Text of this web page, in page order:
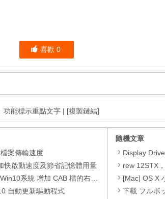
喜歡 0
功能標示重點文字 | [複製鏈結]
案傳輸速度
快啟動速度及節省記憶體用量
統 增加 CAB 檔的右鍵安裝的功能
自動更新驅動程式
隨機文章
Display Driver
rew 12STX
[Mac] OS X
下載 フルボッコヒ